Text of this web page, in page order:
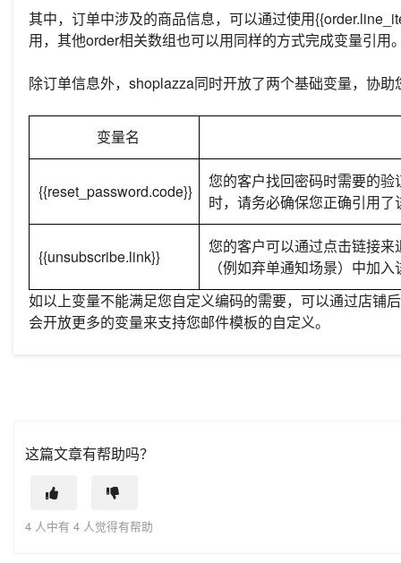
其中，订单中涉及的商品信息，可以通过使用
用，其他order相关数组也可以用同样的方式完成变量引用
除订单信息外，shoplazza同时开放了两个基础变量，协
变量名
{{reset_password.code}}
您的客户找回密码时需要的
时，请务必确保您正确引用了
{{unsubscribe.link}}
您的客户可以通过点击链接
（例如弃单通知场景）中加
如以上变量不能满足您自定义编码的需要，可以通过店铺
会开放更多的变量来支持您邮件模板的自定义。
这篇文章有帮助吗？
4 人中有 4 人觉得有帮助